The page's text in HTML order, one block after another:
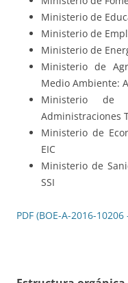
Ministerio de
Ministerio de
Ministerio de
Ministerio de
Medio Ambiente:
Ministerio
Administraciones
Ministerio de
EIC
Ministerio de
SSI
PDF (BOE-A-2016-10206